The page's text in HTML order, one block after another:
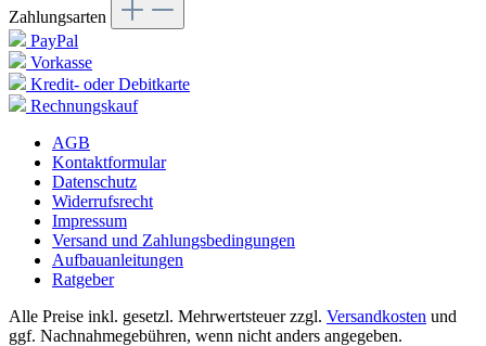
Zahlungsarten
PayPal
Vorkasse
Kredit- oder Debitkarte
Rechnungskauf
AGB
Kontaktformular
Datenschutz
Widerrufsrecht
Impressum
Versand und Zahlungsbedingungen
Aufbauanleitungen
Ratgeber
Alle Preise inkl. gesetzl. Mehrwertsteuer zzgl. Versandkosten und
ggf. Nachnahmegebühren, wenn nicht anders angegeben.